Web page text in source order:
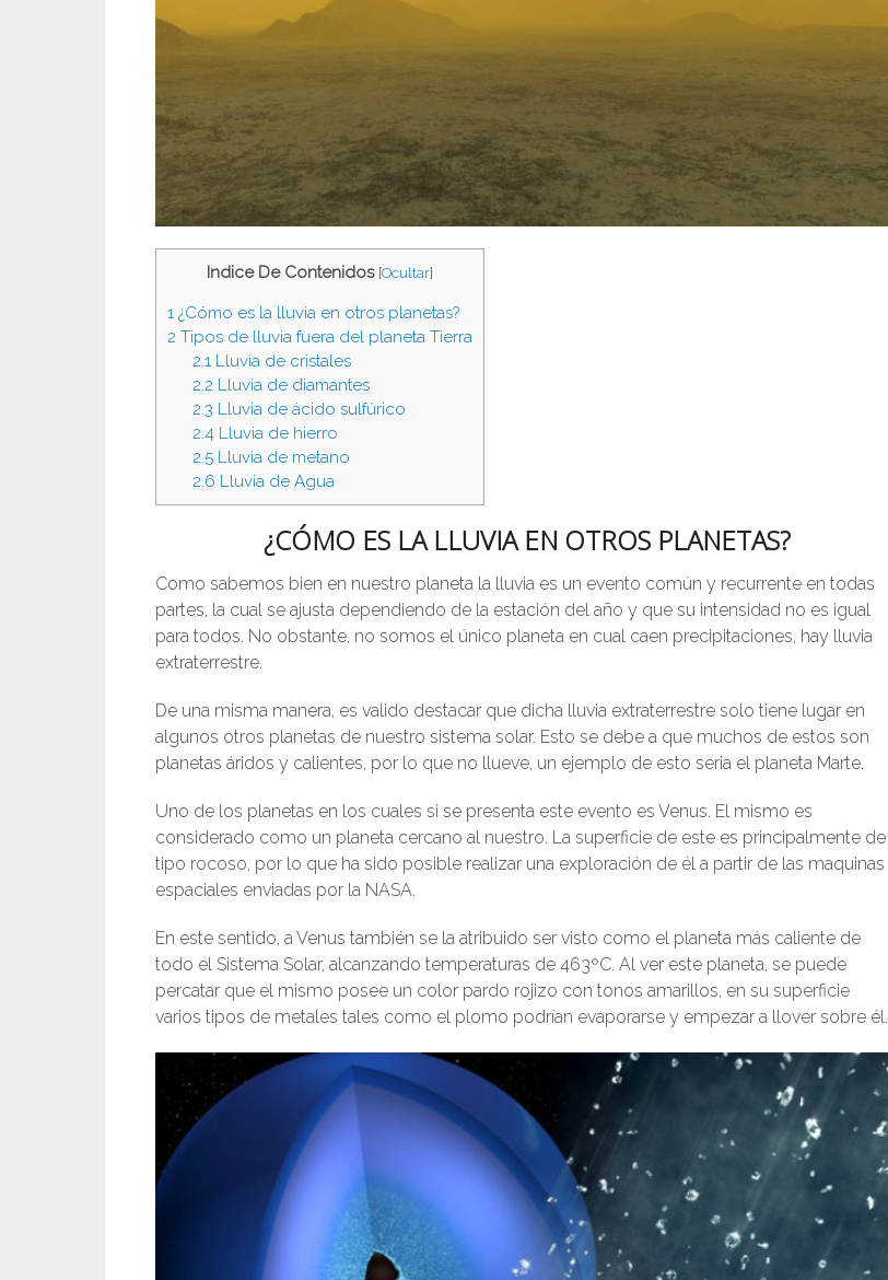
Indice De Contenidos [Ocultar]
1 ¿Cómo es la lluvia en otros planetas?
2 Tipos de lluvia fuera del planeta Tierra
2.1Lluvia de cristales
2.2 Lluvia de diamantes
2.3 Lluvia de ácido sulfúrico
2.4Lluvia de hierro
2.5Lluvia de metano
2.6 Lluvia de Agua
¿CÓMO ES LA LLUVIA EN OTROS PLANETAS?
Como sabemos bien en nuestro planeta la lluvia es un evento común y recurrente en todas
partes, la cual se ajusta dependiendo de la estación del año y que su intensidad no es igual
para todos. No obstante, no somos el único planeta en cual caen precipitaciones, hay lluvia
extraterrestre.
De una misma manera, es valido destacar que dicha lluvia extraterrestre solo tiene lugar en
algunos otros planetas de nuestro sistema solar. Esto se debe a que muchos de estos son
planetas áridos y calientes, por lo que no llueve, un ejemplo de esto seria el planeta Marte.
Uno de los planetas en los cuales si se presenta este evento es Venus. El mismo es
considerado como un planeta cercano al nuestro. La superficie de este es principalmente de
tipo rocoso, por lo que ha sido posible realizar una exploración de él a partir de las maquinas
espaciales enviadas por la NASA.
En este sentido, a Venus también se la atribuido ser visto como el planeta más caliente de
todo el Sistema Solar, alcanzando temperaturas de 463ºC. Al ver este planeta, se puede
percatar que el mismo posee un color pardo rojizo con tonos amarillos, en su superficie
varios tipos de metales tales como el plomo podrían evaporarse y empezar a llover sobre él.